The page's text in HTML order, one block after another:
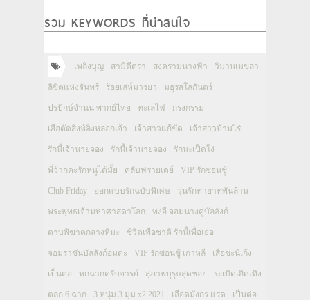
รวม KEYWORDS ที่น่าสนใจ
เพลิงบุญ สามีตีตรา สงครามนางฟ้า วิมานเมขลา
ลิขิตแห่งจันทร์ ร้อยเล่ห์มารยา มธุรสโลกันตร์
ปรปักษ์จำนน พากย์ไทย ทะเลไฟ กรงกรรม
เสือตัดสิงห์ลิงหลอกเจ้า เจ้าสาวแก้ขัด เจ้าสาวบ้านไร่
รักนี้เจ้านายจอง รักนี้เจ้านายจอง รักนะเป็ดโง่
พี่ว้ากคะรักหนูได้มั้ย คลับฟรายเดย์ VIP รักซ่อนชู้
Club Friday ออกแบบรักฉบับพิเศษ วุ่นรักทายาทพันล้าน
พระพุทธเจ้ามหาศาสดาโลก ทงอี จอมนางคู่บัลลังก์
ดาบพิฆาตกลางหิมะ ชีวิตเพื่อชาติ รักนี้เพื่อเธอ
จอมราชันบัลลังก์อมตะ VIP รักซ่อนชู้ เกาหลี เสือชะนีเก้ง
เป็นต่อ หกฉากครับจารย์ สุภาพบุรุษสุดซอย ระเบิดเถิดเทิง
ตลก 6 ฉาก 3 หนุ่ม 3 มุม x2 2021 เลือดมังกร แรด เป็นต่อ